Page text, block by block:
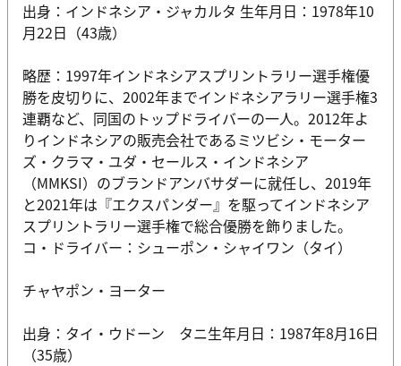
出身：インドネシア・ジャカルタ 生年月日：1978年10
月22日（43歳）
略歴：1997年インドネシアスプリントラリー選手権優
勝を皮切りに、2002年までインドネシアラリー選手権3
連覇など、同国のトップドライバーの一人。2012年よ
りインドネシアの販売会社であるミツビシ・モーター
ズ・クラマ・ユダ・セールス・インドネシア
（MMKSI）のブランドアンバサダーに就任し、2019年
と2021年は『エクスパンダー』を駆ってインドネシア
スプリントラリー選手権で総合優勝を飾りました。
コ・ドライバー：シューポン・シャイワン（タイ）
チャヤポン・ヨーター
出身：タイ・ウドーン タニ生年月日：1987年8月16日
（35歳）